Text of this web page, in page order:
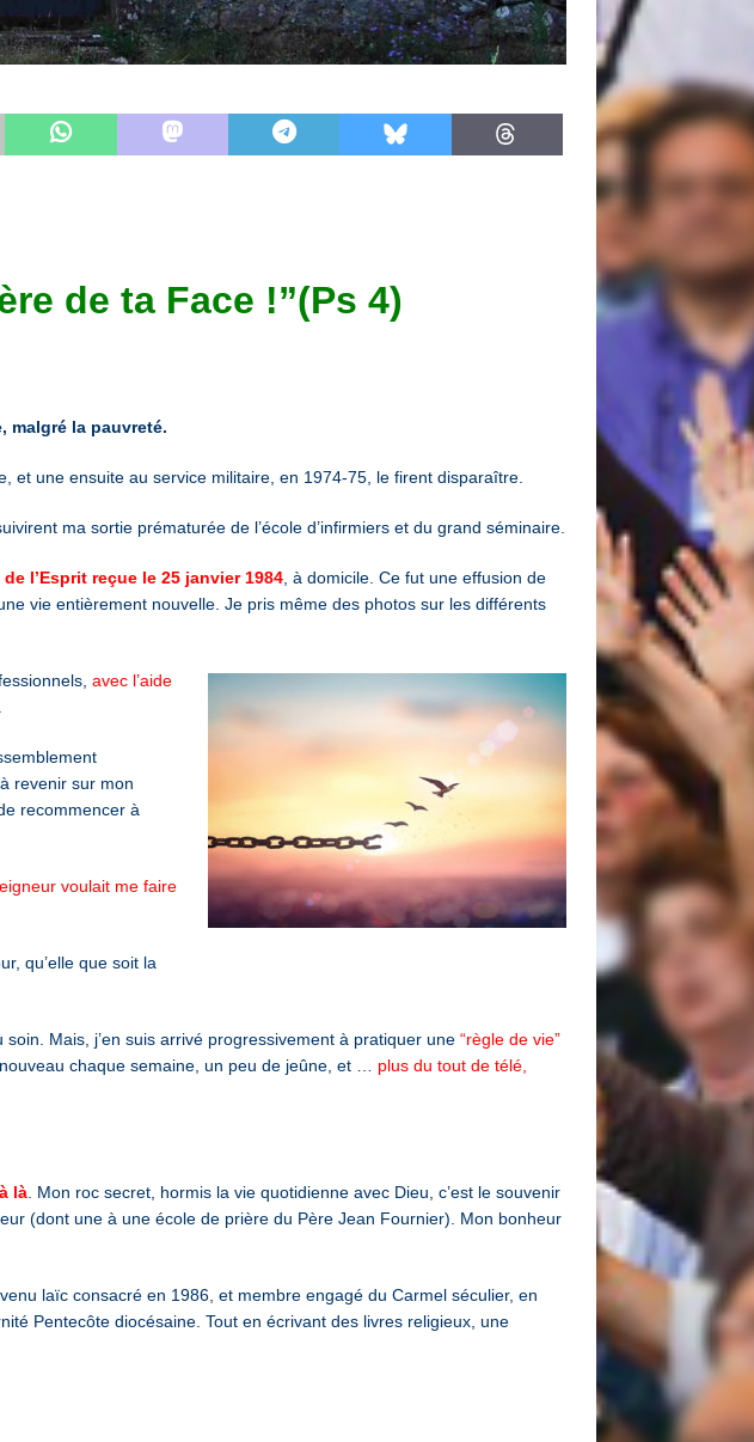
de ta Face !”(Ps 4)
malgré la pauvreté.
et une ensuite au service militaire, en 1974-75, le firent disparaître.
ma sortie prématurée de l’école d’infirmiers et du grand séminaire.
l’Esprit reçue le 25 janvier 1984 , à domicile. Ce fut une effusion de
vie entièrement nouvelle. Je pris même des photos sur les différents
avec l’aide
revenir sur mon
recommencer à
voulait me faire
qu’elle que soit la
Mais, j’en suis arrivé progressivement à pratiquer une “règle de vie”
chaque semaine, un peu de jeûne, et … plus du tout de télé,
là . Mon roc secret, hormis la vie quotidienne avec Dieu, c’est le souvenir
(dont une à une école de prière du Père Jean Fournier). Mon bonheur
laïc consacré en 1986, et membre engagé du Carmel séculier, en
Pentecôte diocésaine. Tout en écrivant des livres religieux, une